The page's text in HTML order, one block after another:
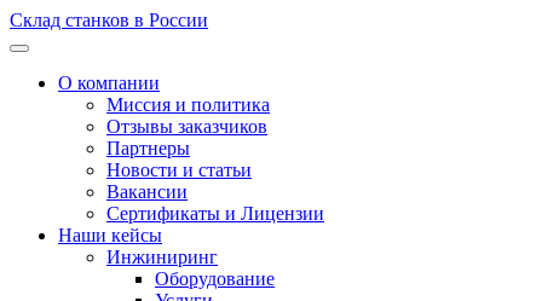
Склад станков в России
О компании
Миссия и политика
Отзывы заказчиков
Партнеры
Новости и статьи
Вакансии
Сертификаты и Лицензии
Наши кейсы
Инжиниринг
Оборудование